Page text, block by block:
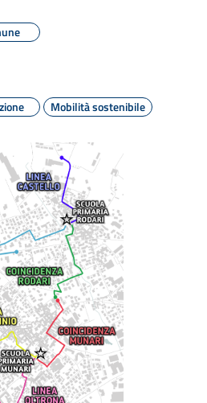
Mobilità sostenibile